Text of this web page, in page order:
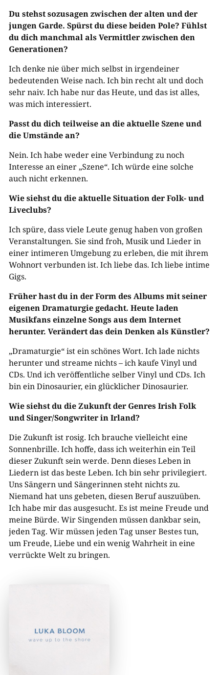
Du stehst sozusagen zwischen der alten und der
jungen Garde. Spürst du diese beiden Pole? Fühlst
du dich manchmal als Vermittler zwischen den
Generationen?
Ich denke nie über mich selbst in irgendeiner
bedeutenden Weise nach. Ich bin recht alt und doch
sehr naiv. Ich habe nur das Heute, und das ist alles,
was mich interessiert.
Passt du dich teilweise an die aktuelle Szene und
die Umstände an?
Nein. Ich habe weder eine Verbindung zu noch
Interesse an einer „Szene“. Ich würde eine solche
auch nicht erkennen.
Wie siehst du die aktuelle Situation der Folk- und
Liveclubs?
Ich spüre, dass viele Leute genug haben von großen
Veranstaltungen. Sie sind froh, Musik und Lieder in
einer intimeren Umgebung zu erleben, die mit ihrem
Wohnort verbunden ist. Ich liebe das. Ich liebe intime
Gigs.
Früher hast du in der Form des Albums mit seiner
eigenen Dramaturgie gedacht. Heute laden
Musikfans einzelne Songs aus dem Internet
herunter. Verändert das dein Denken als Künstler?
„Dramaturgie“ ist ein schönes Wort. Ich lade nichts
herunter und streame nichts – ich kaufe Vinyl und
CDs. Und ich veröffentliche selber Vinyl und CDs. Ich
bin ein Dinosaurier, ein glücklicher Dinosaurier.
Wie siehst du die Zukunft der Genres Irish Folk
und Singer/Songwriter in Irland?
Die Zukunft ist rosig. Ich brauche vielleicht eine
Sonnenbrille. Ich hoffe, dass ich weiterhin ein Teil
dieser Zukunft sein werde. Denn dieses Leben in
Liedern ist das beste Leben. Ich bin sehr privilegiert.
Uns Sängern und Sängerinnen steht nichts zu.
Niemand hat uns gebeten, diesen Beruf auszuüben.
Ich habe mir das ausgesucht. Es ist meine Freude und
meine Bürde. Wir Singenden müssen dankbar sein,
jeden Tag. Wir müssen jeden Tag unser Bestes tun,
um Freude, Liebe und ein wenig Wahrheit in eine
verrückte Welt zu bringen.